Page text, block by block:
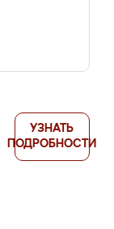
УЗНАТЬ
ПОДРОБНОСТИ